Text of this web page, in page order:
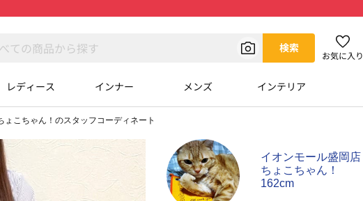
検索
お気に入り
レディース インナー メンズ インテリア
ょこちゃん！のスタッフコーディネート
イオンモール盛岡店
ちょこちゃん！
162cm